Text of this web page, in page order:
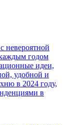
невероятной
годом
идеи,
удобной и
в 2024 году,
в